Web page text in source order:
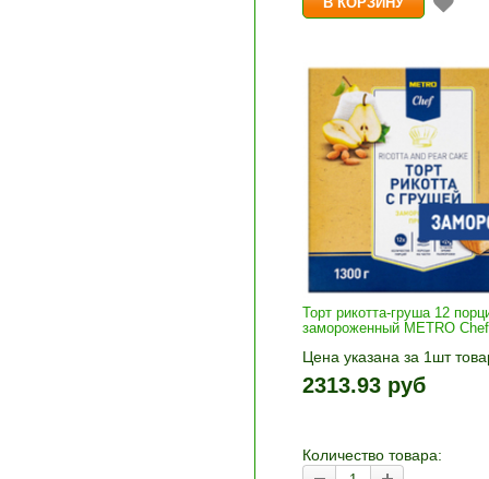
Торт рикотта-груша 12
замороженный METRO Chef
Цена указана за 1шт
1шт прибавляется
и «-». Выберите нужное
2313.93 руб
Количество товара: